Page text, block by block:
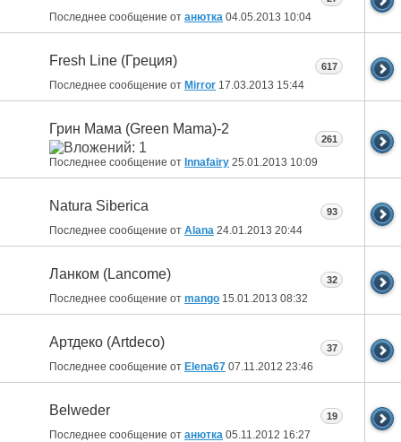
Последнее сообщение от анютка 04.05.2013 10:04
Fresh Line (Греция)
Последнее сообщение от Mirror 17.03.2013 15:44
617
Грин Мама (Green Mama)-2
Последнее сообщение от Innafairy 25.01.2013 10:09
261
Natura Siberica
Последнее сообщение от Alana 24.01.2013 20:44
93
Ланком (Lancome)
Последнее сообщение от mango 15.01.2013 08:32
32
Артдеко (Artdeco)
Последнее сообщение от Elena67 07.11.2012 23:46
37
Belweder
Последнее сообщение от анютка 05.11.2012 16:27
19